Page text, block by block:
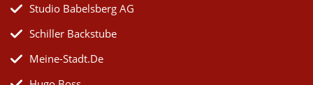
Studio Babelsberg AG
Schiller Backstube
Meine-Stadt.de